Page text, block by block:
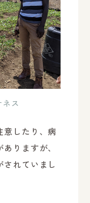
ネス
意したり、病
りますが、
されていまし